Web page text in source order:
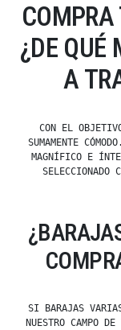
COMPRA
¿DE QUÉ
A
CON EL
SUMAMENTE
MAGNÍFICO E
SELECCIONADO
SI BARAJAS
NUESTRO CAMPO